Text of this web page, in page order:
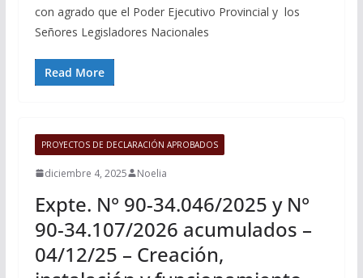
con agrado que el Poder Ejecutivo Provincial y los
Señores Legisladores Nacionales
Read More
PROYECTOS DE DECLARACIÓN APROBADOS
diciembre 4, 2025 Noelia
Expte. N° 90-34.046/2025 y N°
90-34.107/2026 acumulados –
04/12/25 – Creación,